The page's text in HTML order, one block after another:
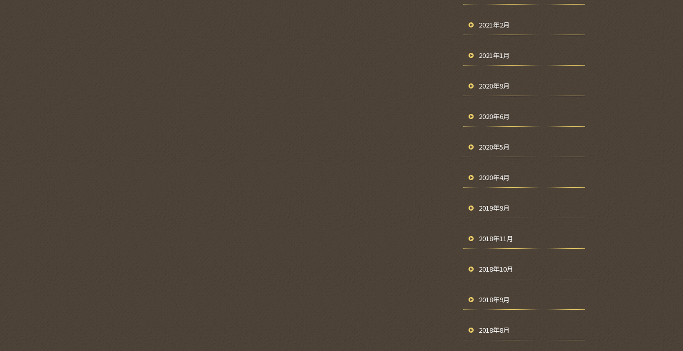
2021年2月
2021年1月
2020年9月
2020年6月
2020年5月
2020年4月
2019年9月
2018年11月
2018年10月
2018年9月
2018年8月